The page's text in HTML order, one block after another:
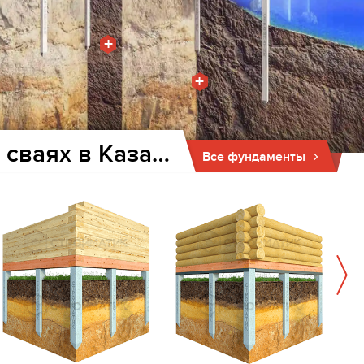
+
+
Все фундаменты
Фундамент для дома и бани на забивных ж/б сваях в Казанской